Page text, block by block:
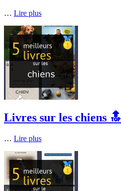
… Lire plus
Livres sur les chiens 🔝
… Lire plus